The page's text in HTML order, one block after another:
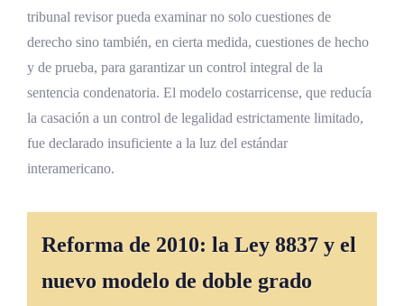
tribunal revisor pueda examinar no solo cuestiones de
derecho sino también, en cierta medida, cuestiones de hecho
y de prueba, para garantizar un control integral de la
sentencia condenatoria. El modelo costarricense, que reducía
la casación a un control de legalidad estrictamente limitado,
fue declarado insuficiente a la luz del estándar
interamericano.
Reforma de 2010: la Ley 8837 y el
nuevo modelo de doble grado